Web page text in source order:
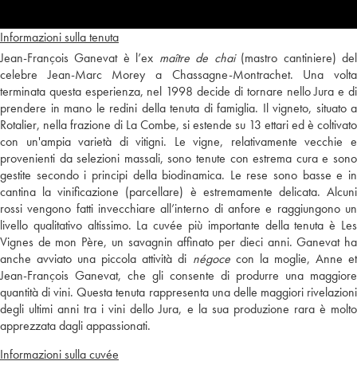
Informazioni sulla tenuta
Jean-François Ganevat è l’ex maître de chai(mastro cantiniere) del
celebre Jean-Marc Morey a Chassagne-Montrachet. Una volta
terminata questa esperienza, nel 1998 decide di tornare nello Jura e di
prendere in mano le redini della tenuta di famiglia. Il vigneto, situato a
Rotalier, nella frazione di La Combe, si estende su 13 ettari ed è coltivato
con un'ampia varietà di vitigni. Le vigne, relativamente vecchie e
provenienti da selezioni massali, sono tenute con estrema cura e sono
gestite secondo i principi della biodinamica. Le rese sono basse e in
cantina la vinificazione (parcellare) è estremamente delicata. Alcuni
rossi vengono fatti invecchiare all’interno di anfore e raggiungono un
livello qualitativo altissimo. La cuvée più importante della tenuta è Les
Vignes de mon Père, un savagnin affinato per dieci anni. Ganevat ha
anche avviato una piccola attività di négocecon la moglie, Anne et
Jean-François Ganevat, che gli consente di produrre una maggiore
quantità di vini. Questa tenuta rappresenta una delle maggiori rivelazioni
degli ultimi anni tra i vini dello Jura, e la sua produzione rara è molto
apprezzata dagli appassionati.
Informazioni sulla cuvée